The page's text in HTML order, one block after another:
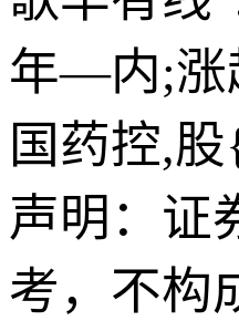
年—内;涨
国药控,
声明：证
考，不构